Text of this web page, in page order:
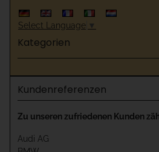
Select Language ▼
Kategorien
Kundenreferenzen
Zu unseren zufriedenen Kunden
Audi AG